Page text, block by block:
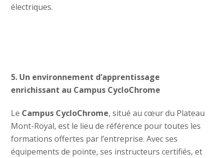
électriques.
5. Un environnement d’apprentissage
enrichissant au Campus CycloChrome
Le Campus CycloChrome, situé au cœur du Plateau
Mont-Royal, est le lieu de référence pour toutes les
formations offertes par l’entreprise. Avec ses
équipements de pointe, ses instructeurs certifiés, et